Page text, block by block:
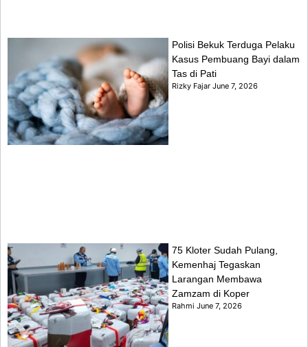
Polisi Bekuk Terduga Pelaku
Kasus Pembuang Bayi dalam
Tas di Pati
Rizky FajarJune 7, 2026
75 Kloter Sudah Pulang,
Kemenhaj Tegaskan
Larangan Membawa
Zamzam di Koper
RahmiJune 7, 2026